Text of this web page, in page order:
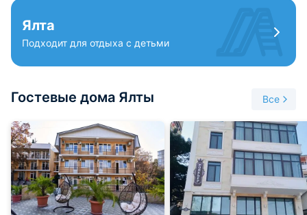
Ялта
Подходит для отдыха с детьми
Гостевые дома Ялты Все